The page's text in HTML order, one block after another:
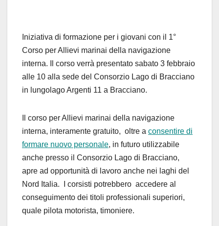
Iniziativa di formazione per i giovani con il 1°
Corso per Allievi marinai della navigazione
interna. Il corso verrà presentato sabato 3 febbraio
alle 10 alla sede del Consorzio Lago di Bracciano
in lungolago Argenti 11 a Bracciano.
Il corso per Allievi marinai della navigazione
interna, interamente gratuito, oltre a consentire di
formare nuovo personale, in futuro utilizzabile
anche presso il Consorzio Lago di Bracciano,
apre ad opportunità di lavoro anche nei laghi del
Nord Italia. I corsisti potrebbero accedere al
conseguimento dei titoli professionali superiori,
quale pilota motorista, timoniere.